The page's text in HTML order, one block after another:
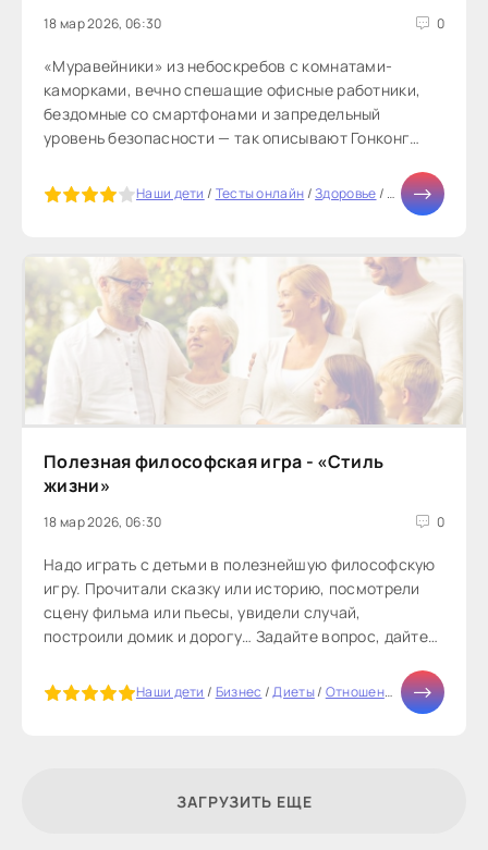
18 мар 2026, 06:30 0
«Муравейники» из небоскребов с комнатами-
каморками, вечно спешащие офисные работники,
бездомные со смартфонами и запредельный
уровень безопасности — так описывают Гонконг
Наши дети / Тесты онлайн/Здоровье/ Мода/
Полезная философская игра - «Стиль
жизни»
18 мар 2026, 06:30 0
Надо играть с детьми в полезнейшую философскую
игру. Прочитали сказку или историю, посмотрели
сцену фильма или пьесы, увидели случай,
построили домик и дорогу… Задайте вопрос, дайте
Наши дети / Бизнес /Диеты/ Отношения /Тесты
ЗАГРУЗИТЬ ЕЩЕ